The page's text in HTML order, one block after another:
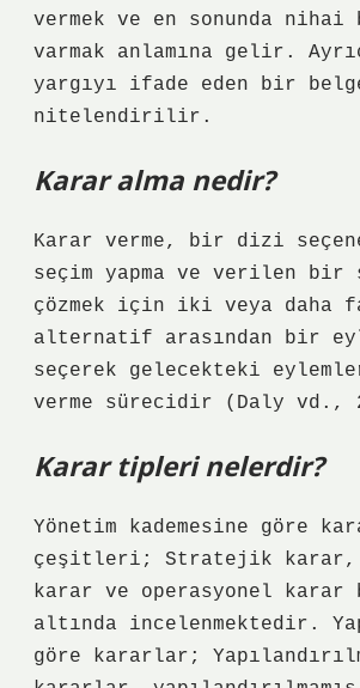
vermek ve en sonunda nihai
varmak anlamına gelir.
yargıyı ifade eden bir
nitelendirilir.
Karar alma nedir?
Karar verme, bir dizi
seçim yapma ve verilen bir
çözmek için iki veya daha
alternatif arasından bir
seçerek gelecekteki
verme sürecidir (Daly vd.,
Karar tipleri nelerdir?
Yönetim kademesine göre
çeşitleri; Stratejik
karar ve operasyonel karar
altında incelenmektedir.
göre kararlar;